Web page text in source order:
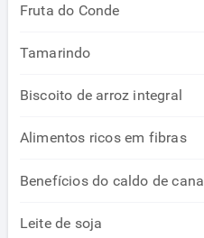
Fruta do Conde
Tamarindo
Biscoito de arroz integral
Alimentos ricos em fibras
Benefícios do caldo de cana
Leite de soja